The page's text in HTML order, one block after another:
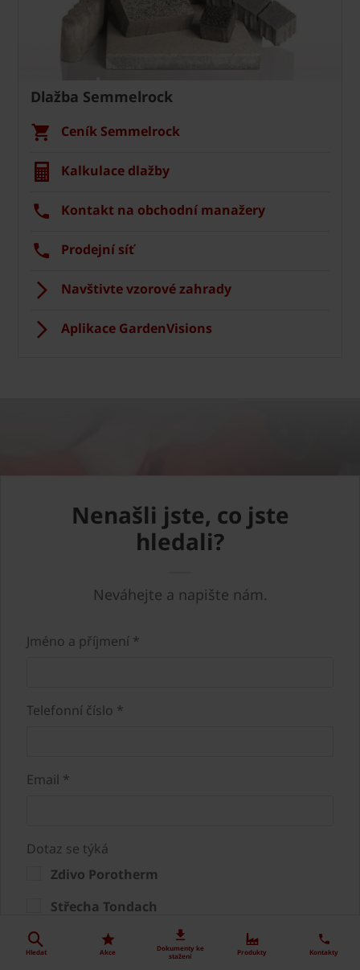
Dlažba Semmelrock
Ceník Semmelrock
Kalkulace dlažby
Kontakt na obchodní manažery
Prodejní síť
Navštivte vzorové zahrady
Aplikace GardenVisions
Nenašli jste, co jste
hledali?
Neváhejte a napište nám.
Jméno a příjmení *
Telefonní číslo *
Email *
Dotaz se týká
Zdivo Porotherm
Střecha Tondach
Fasáda Terca
Hledat Akce
Dokumenty ke
stažení
Produkty Kontakty